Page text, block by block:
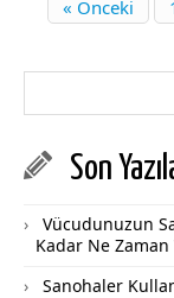
« Önceki
Son
Vücudunuzun
Kadar Ne
Sanohaler